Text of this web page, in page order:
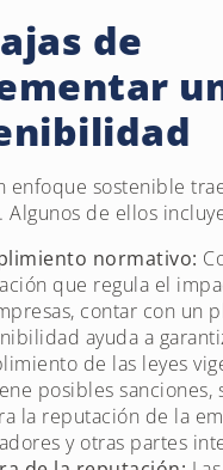
de
enfoque sostenible
Algunos de ellos
normativo:
que regula el
contar con un
ayuda a
de las leyes
posibles sanciones,
la reputación de la
y otras partes